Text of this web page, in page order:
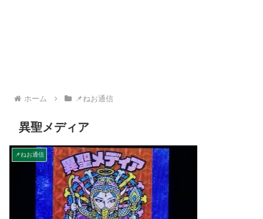
ホーム 📌ねお通信
異聖メディア
📌ねお通信